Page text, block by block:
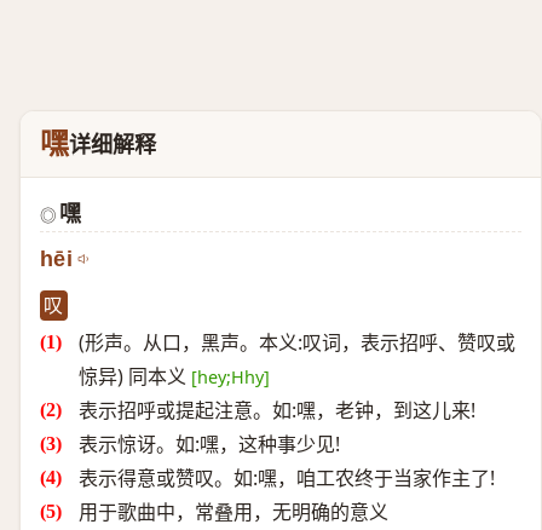
嘿详细解释
◎ 嘿
hēi
叹
(形声。从口，黑声。本义:叹词，表示招呼、赞叹或
惊异) 同本义 [hey;Hhy]
表示招呼或提起注意。如:嘿，老钟，到这儿来!
表示惊讶。如:嘿，这种事少见!
表示得意或赞叹。如:嘿，咱工农终于当家作主了!
用于歌曲中，常叠用，无明确的意义